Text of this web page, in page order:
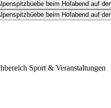
Sport & Veranstaltungen